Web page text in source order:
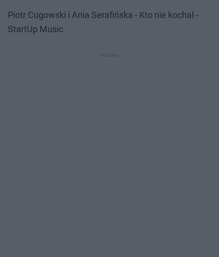
Piotr Cugowski i Ania Serafińska - Kto nie kochał -
StartUp Music